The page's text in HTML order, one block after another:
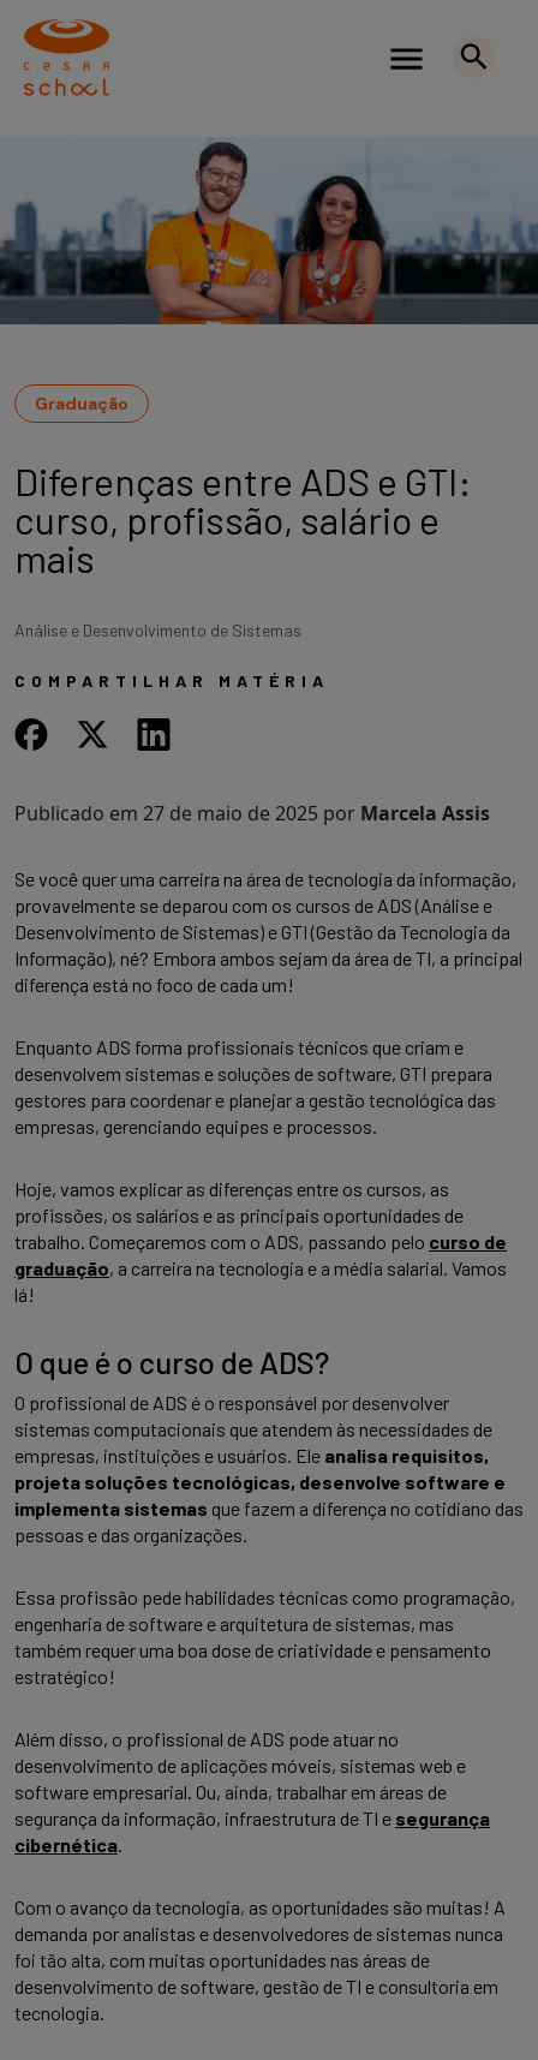
Graduação
Diferenças entre ADS e GTI:
curso, profissão, salário e
mais
Análise e Desenvolvimento de Sistemas
COMPARTILHAR MATÉRIA
Publicado em 27 de maio de 2025 por Marcela Assis
Se você quer uma carreira na área de tecnologia da informação,
provavelmente se deparou com os cursos de ADS (Análise e
Desenvolvimento de Sistemas) e GTI (Gestão da Tecnologia da
Informação), né? Embora ambos sejam da área de TI, a principal
diferença está no foco de cada um!
Enquanto ADS forma profissionais técnicos que criam e
desenvolvem sistemas e soluções de software, GTI prepara
gestores para coordenar e planejar a gestão tecnológica das
empresas, gerenciando equipes e processos.
Hoje, vamos explicar as diferenças entre os cursos, as
profissões, os salários e as principais oportunidades de
trabalho. Começaremos com o ADS, passando pelo curso de
graduação, a carreira na tecnologia e a média salarial. Vamos
lá!
O que é o curso de ADS?
O profissional de ADS é o responsável por desenvolver
sistemas computacionais que atendem às necessidades de
empresas, instituições e usuários. Ele analisa requisitos,
projeta soluções tecnológicas, desenvolve software e
implementa sistemas que fazem a diferença no cotidiano das
pessoas e das organizações.
Essa profissão pede habilidades técnicas como programação,
engenharia de software e arquitetura de sistemas, mas
também requer uma boa dose de criatividade e pensamento
estratégico!
Além disso, o profissional de ADS pode atuar no
desenvolvimento de aplicações móveis, sistemas web e
software empresarial. Ou, ainda, trabalhar em áreas de
segurança da informação, infraestrutura de TI e segurança
cibernética.
Com o avanço da tecnologia, as oportunidades são muitas! A
demanda por analistas e desenvolvedores de sistemas nunca
foi tão alta, com muitas oportunidades nas áreas de
desenvolvimento de software, gestão de TI e consultoria em
tecnologia.